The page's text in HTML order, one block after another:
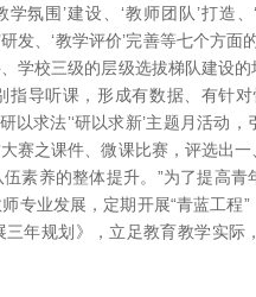
围’建设、‘教师团队’打造、
研发、‘教学评价’完善等七个方
学校三级的层级选拔梯队建设
指导听课，形成有数据、有针
以求法’‘研以求新’主题月活动
赛之课件、微课比赛，评选出
素养的整体提升。”为了提高
专业发展，定期开展“青蓝工程
年规划》，立足教育教学实际